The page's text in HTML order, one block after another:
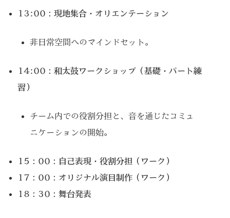
13:00：現地集合・オリエンテーション
非日常空間へのマインドセット。
14:00：和太鼓ワークショップ（基礎・パート練
習）
チーム内での役割分担と、音を通じたコミュ
ニケーションの開始。
15：00：自己表現・役割分担（ワーク）
17：00：オリジナル演目制作（ワーク）
18：30：舞台発表